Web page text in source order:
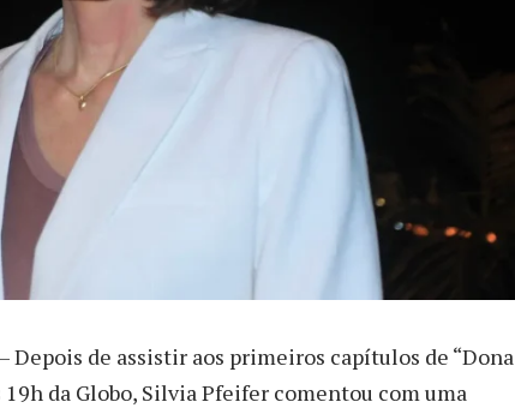
– Depois de assistir aos primeiros capítulos de “Dona
da Globo, Silvia Pfeifer comentou com uma